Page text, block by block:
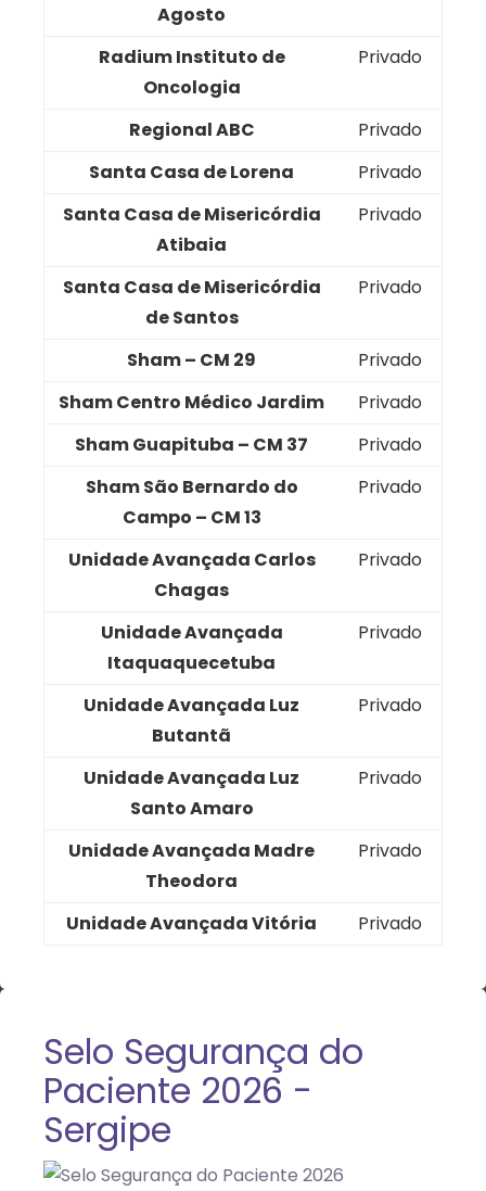
Agosto
Radium Instituto de
Oncologia
Privado
Regional ABC
Privado
Santa Casa de Lorena
Privado
Santa Casa de Misericórdia
Atibaia
Privado
Santa Casa de Misericórdia
de Santos
Privado
Sham – CM 29
Privado
Sham Centro Médico Jardim
Privado
Sham Guapituba – CM 37
Privado
Sham São Bernardo do
Campo – CM 13
Privado
Unidade Avançada Carlos
Chagas
Privado
Unidade Avançada
Itaquaquecetuba
Privado
Unidade Avançada Luz
Butantã
Privado
Unidade Avançada Luz
Santo Amaro
Privado
Unidade Avançada Madre
Theodora
Privado
Unidade Avançada Vitória Privado
Selo Segurança do
Paciente 2026 -
Sergipe